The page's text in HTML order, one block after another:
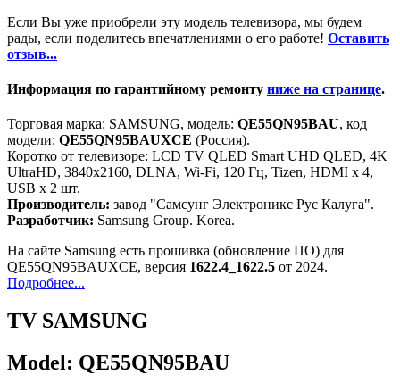
Если Вы уже приобрели эту модель телевизора, мы будем
рады, если поделитесь впечатлениями о его работе! Оставить
отзыв...
Информация по гарантийному ремонту ниже на странице.
Торговая марка: SAMSUNG, модель: QE55QN95BAU, код
модели: QE55QN95BAUXCE (Россия).
Коротко от телевизоре: LCD TV QLED Smart UHD QLED, 4K
UltraHD, 3840x2160, DLNA, Wi-Fi, 120 Гц, Tizen, HDMI х 4,
USB х 2 шт.
Производитель: завод "Самсунг Электроникс Рус Калуга".
Разработчик: Samsung Group. Korea.
На сайте Samsung есть прошивка (обновление ПО) для
QE55QN95BAUXCE, версия 1622.4_1622.5 от 2024.
Подробнее...
TV SAMSUNG
Model: QE55QN95BAU